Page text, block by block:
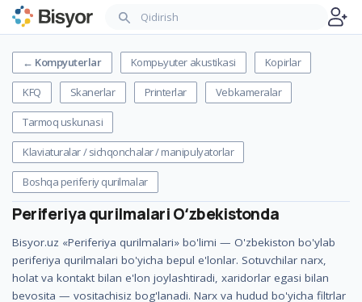
← Kompyuterlar Kompьyuter akustikasi Kopirlar
KFQ Skanerlar Printerlar Vebkameralar
Tarmoq uskunasi
Klaviaturalar / sichqonchalar / manipulyatorlar
Boshqa periferiy qurilmalar
Periferiya qurilmalariOʻzbekistonda
Bisyor.uz «Periferiya qurilmalari» bo'limi — O'zbekiston bo'ylab
periferiya qurilmalari bo'yicha bepul e'lonlar. Sotuvchilar narx,
holat va kontakt bilan e'lon joylashtiradi, xaridorlar egasi bilan
bevosita — vositachisiz bog'lanadi. Narx va hudud bo'yicha filtrlar